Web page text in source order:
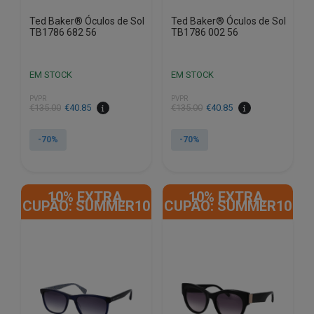
Ted Baker® Óculos de Sol
TB1786 682 56
EM STOCK
PVPR
€135.00
O
original
€40.85
O
atual
-70%
Ted Baker® Óculos de Sol
TB1786 002 56
EM STOCK
PVPR
€135.00
O
original
€40.85
O
atual
-70%
10% EXTRA,
CUPÃO: SUMMER10
10% EXTRA,
CUPÃO: SUMMER10